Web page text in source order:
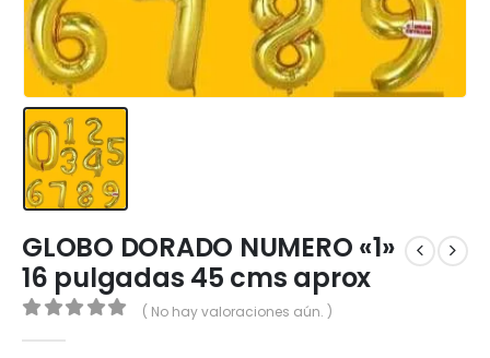
GLOBO DORADO NUMERO «1»
16 pulgadas 45 cms aprox
( No hay valoraciones aún. )